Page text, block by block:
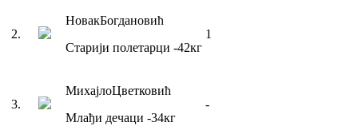
2.
НовакБогдановић
Старији полетарци -42кг
1
3.
МихајлоЦветковић
Млађи дечаци -34кг
-